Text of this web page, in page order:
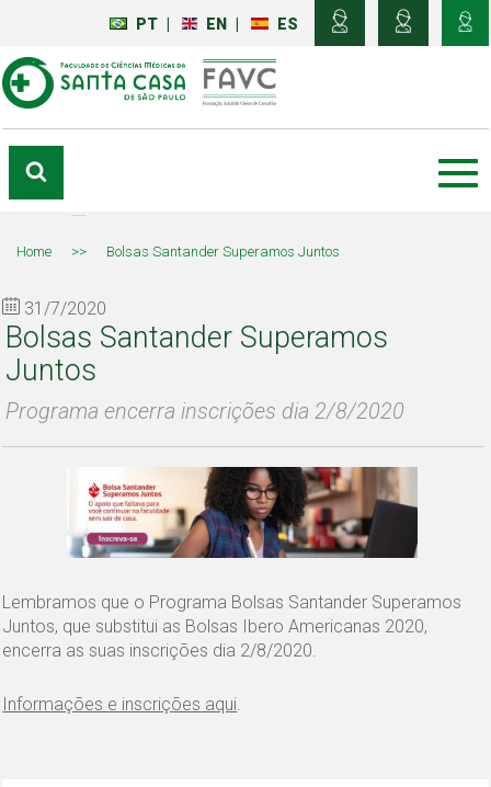
PT EN ES
Home >> Bolsas Santander Superamos Juntos
31/7/2020
Bolsas Santander Superamos
Juntos
Programa encerra inscrições dia 2/8/2020
Lembramos que o Programa Bolsas Santander Superamos
Juntos, que substitui as Bolsas Ibero Americanas 2020,
encerra as suas inscrições dia 2/8/2020.
Informações e inscrições aqui.